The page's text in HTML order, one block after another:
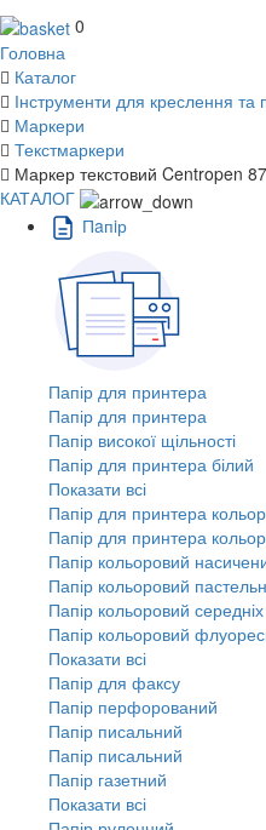
0
Головна
Каталог
Інструменти для креслення та
Маркери
Текстмаркери
Маркер текстовий Centropen
КАТАЛОГ
Пaпiр
Папір для принтера
Папір для принтера
Папір високої щільності
Папір для принтера білий
Показати всі
Папір для принтера
Папір для принтера
Папір кольоровий
Папір кольоровий
Папір кольоровий середніх
Папір кольоровий
Показати всі
Папір для факсу
Папір перфорований
Папір писальний
Папір писальний
Папір газетний
Показати всі